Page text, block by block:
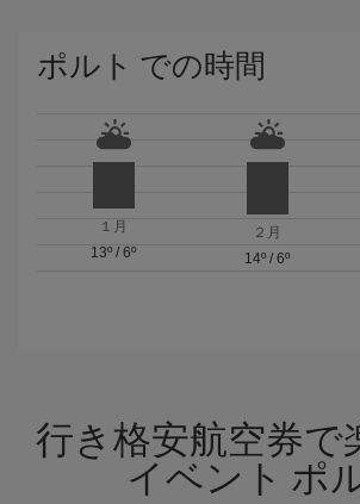
ポルト での時間
１月
13º /6º
２月
14º / 6º
行き格安航空券で
イベント ポ